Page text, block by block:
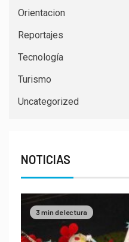
Orientacion
Reportajes
Tecnología
Turismo
Uncategorized
NOTICIAS
3 min de lectura